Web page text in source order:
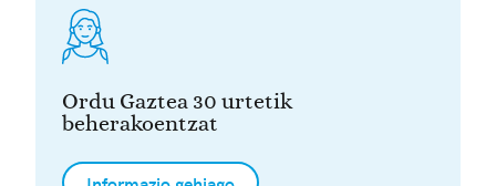
Ordu Gaztea 30 urtetik
beherakoentzat